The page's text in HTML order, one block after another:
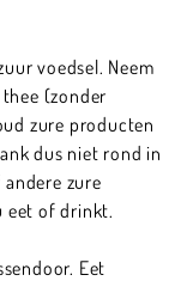
voedsel. Neem
(zonder
zure producten
dus niet rond in
zure
eet of drinkt.
Eet